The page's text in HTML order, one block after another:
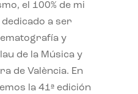
el 100% de mi
a ser
y
de la Música y
de València. En
la 41ª edición